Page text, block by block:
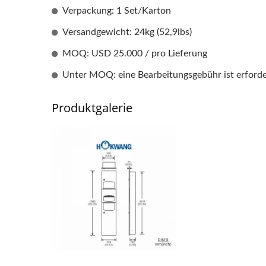
Verpackung: 1 Set/Karton
Versandgewicht: 24kg (52,9lbs)
MOQ: USD 25.000 / pro Lieferung
Unter MOQ: eine Bearbeitungsgebühr ist
Produktgalerie